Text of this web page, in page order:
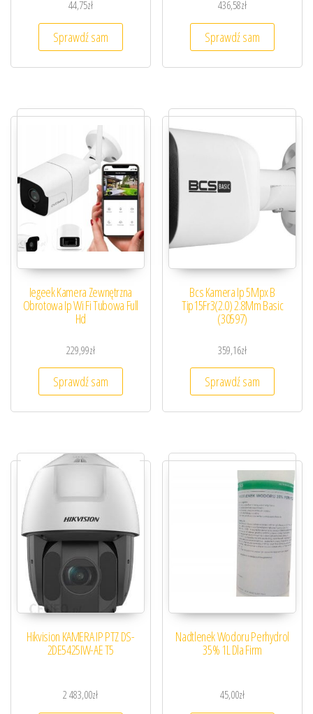
44,75zł
Sprawdź sam
436,58zł
Sprawdź sam
Iegeek Kamera Zewnętrzna
Obrotowa Ip Wi Fi Tubowa Full
Hd
229,99zł
Sprawdź sam
Bcs Kamera Ip 5Mpx B
Tip15Fr3(2.0) 2.8Mm Basic
(30597)
359,16zł
Sprawdź sam
Hikvision KAMERA IP PTZ DS-
2DE5425IW-AE T5
2 483,00zł
Nadtlenek Wodoru Perhydrol
35% 1L Dla Firm
45,00zł